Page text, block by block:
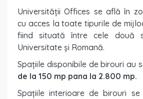
Universităţii Offices se află în
cu acces la toate tipurile de
fiind situată între cele două
Universitate şi Romană.
Spaţiile disponibile de birouri au
de la 150 mp pana la 2.800 mp.
Spaţiile interioare de birouri